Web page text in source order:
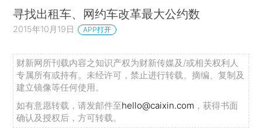
寻找出租车、网约车改革最大公约数
2015年10月19日 APP打开
财新网所刊载内容之知识产权为财新传媒及/或相关权利人
专属所有或持有。未经许可，禁止进行转载、摘编、复制及
建立镜像等任何使用。
如有意愿转载，请发邮件至hello@caixin.com ，获得书面
确认及授权后，方可转载。